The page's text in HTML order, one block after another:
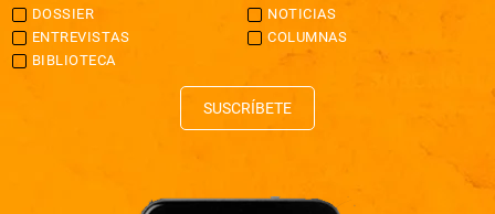
DOSSIER
NOTICIAS
ENTREVISTAS
COLUMNAS
BIBLIOTECA
SUSCRÍBETE